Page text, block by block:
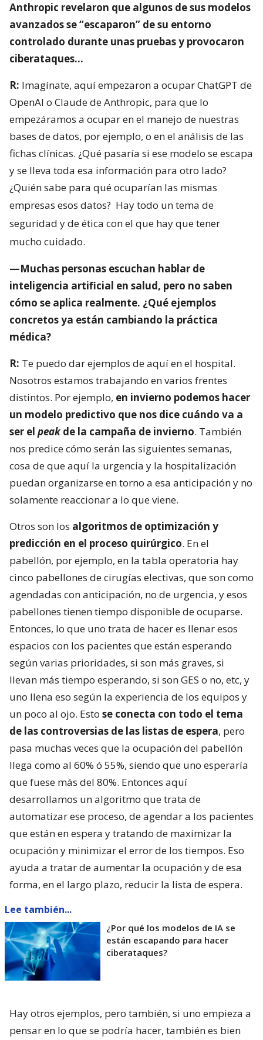
Anthropic revelaron que algunos de sus modelos
avanzados se “escaparon” de su entorno
controlado durante unas pruebas y provocaron
ciberataques…
R: Imagínate, aquí empezaron a ocupar ChatGPT de
OpenAI o Claude de Anthropic, para que lo
empezáramos a ocupar en el manejo de nuestras
bases de datos, por ejemplo, o en el análisis de las
fichas clínicas. ¿Qué pasaría si ese modelo se escapa
y se lleva toda esa información para otro lado?
¿Quién sabe para qué ocuparían las mismas
empresas esos datos? Hay todo un tema de
seguridad y de ética con el que hay que tener
mucho cuidado.
—Muchas personas escuchan hablar de
inteligencia artificial en salud, pero no saben
cómo se aplica realmente. ¿Qué ejemplos
concretos ya están cambiando la práctica
médica?
R: Te puedo dar ejemplos de aquí en el hospital.
Nosotros estamos trabajando en varios frentes
distintos. Por ejemplo, en invierno podemos hacer
un modelo predictivo que nos dice cuándo va a
ser el peakde la campaña de invierno. También
nos predice cómo serán las siguientes semanas,
cosa de que aquí la urgencia y la hospitalización
puedan organizarse en torno a esa anticipación y no
solamente reaccionar a lo que viene.
Otros son los algoritmos de optimización y
predicción en el proceso quirúrgico. En el
pabellón, por ejemplo, en la tabla operatoria hay
cinco pabellones de cirugías electivas, que son como
agendadas con anticipación, no de urgencia, y esos
pabellones tienen tiempo disponible de ocuparse.
Entonces, lo que uno trata de hacer es llenar esos
espacios con los pacientes que están esperando
según varias prioridades, si son más graves, si
llevan más tiempo esperando, si son GES o no, etc, y
uno llena eso según la experiencia de los equipos y
un poco al ojo. Esto se conecta con todo el tema
de las controversias de las listas de espera, pero
pasa muchas veces que la ocupación del pabellón
llega como al 60% ó 55%, siendo que uno esperaría
que fuese más del 80%. Entonces aquí
desarrollamos un algoritmo que trata de
automatizar ese proceso, de agendar a los pacientes
que están en espera y tratando de maximizar la
ocupación y minimizar el error de los tiempos. Eso
ayuda a tratar de aumentar la ocupación y de esa
forma, en el largo plazo, reducir la lista de espera.
Lee también...
¿Por qué los modelos de IA se
están escapando para hacer
ciberataques?
Hay otros ejemplos, pero también, si uno empieza a
pensar en lo que se podría hacer, también es bien